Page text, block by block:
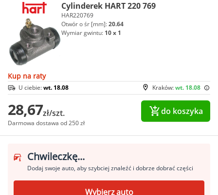
Cylinderek HART 220 769
HAR220769
Otwór o śr [mm]:20.64
Wymiar gwintu: 10 x 1
Kup na raty
Kraków:wt. 18.08
U ciebie:wt. 18.08
28,67zł/szt.
Darmowa dostawa od 250 zł
do koszyka
Chwileczkę...
Dodaj swoje auto, aby szybciej znaleźć i dobrze dobrać części
Wybierz auto